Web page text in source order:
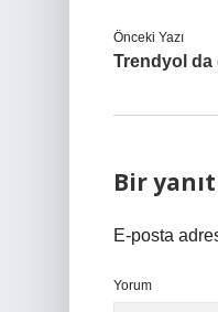
Önceki Yazı
Trendyol da
Bir
E-posta
Yorum